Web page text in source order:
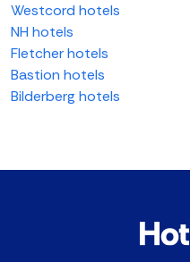
Westcord hotels
NH hotels
Fletcher hotels
Bastion hotels
Bilderberg hotels